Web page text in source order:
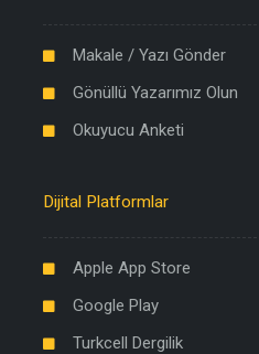
Makale / Yazı Gönder
Gönüllü Yazarımız Olun
Okuyucu Anketi
Dijital Platformlar
Apple App Store
Google Play
Turkcell Dergilik